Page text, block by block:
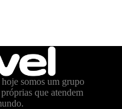
somos um grupo
que atendem